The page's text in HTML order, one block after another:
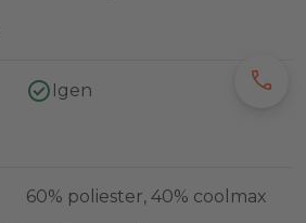
Igen
60% poliester, 40% coolmax
call